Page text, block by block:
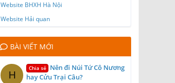
Website BHXH Hà Nội
Website Hải quan
BÀI VIẾT MỚI
H
Chia sẻ Nên đi Núi Tứ Cô Nương
hay Cửu Trại Câu?